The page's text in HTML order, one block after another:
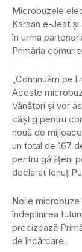
Microbuzele
Karsan e-Jest
în urma
Primăria
„Continuăm pe
Aceste
Vânători și vor
câștig pentru
nouă de
un total de 167
pentru gălățeni
declarat Ionuț
Noile
îndeplinirea
precizează
de încărcare.